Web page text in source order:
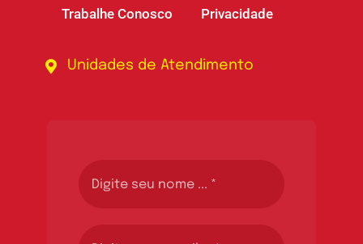
Trabalhe Conosco
Privacidade
Unidades de Atendimento